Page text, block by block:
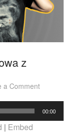
z
a Commenton
Rozmowa
00:00
| Embed